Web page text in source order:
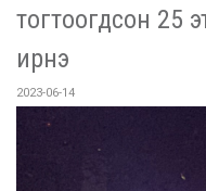
тогтоогдсон 25
ирнэ
2023-06-14